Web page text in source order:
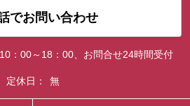
でお問い合わせ
：00～18：00、お問合せ24時間受付
定休日：
無